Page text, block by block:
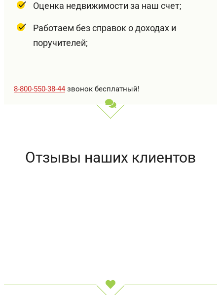
Оценка недвижимости за наш счет;
Работаем без справок о доходах и
поручителей;
8-800-550-38-44 звонок бесплатный!
Отзывы наших клиентов